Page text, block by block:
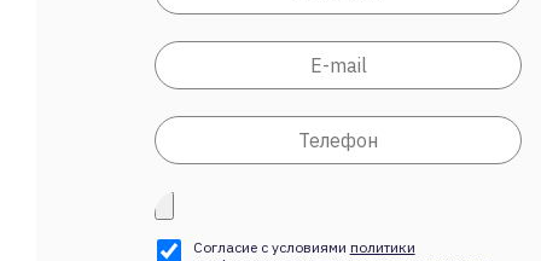
Согласие с условиями политики